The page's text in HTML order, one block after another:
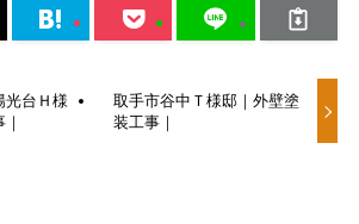
光台Ｈ様
取手市谷中Ｔ様邸｜外壁塗
装工事｜